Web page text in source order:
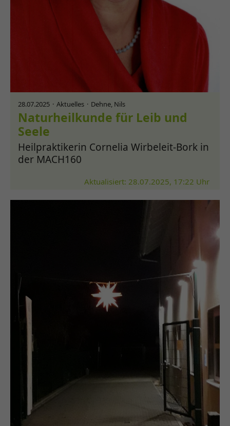
28.07.2025 Aktuelles Dehne, Nils
Naturheilkunde für Leib und
Seele
Heilpraktikerin Cornelia Wirbeleit-Bork in
der MACH160
Aktualisiert: 28.07.2025, 17:22 Uhr